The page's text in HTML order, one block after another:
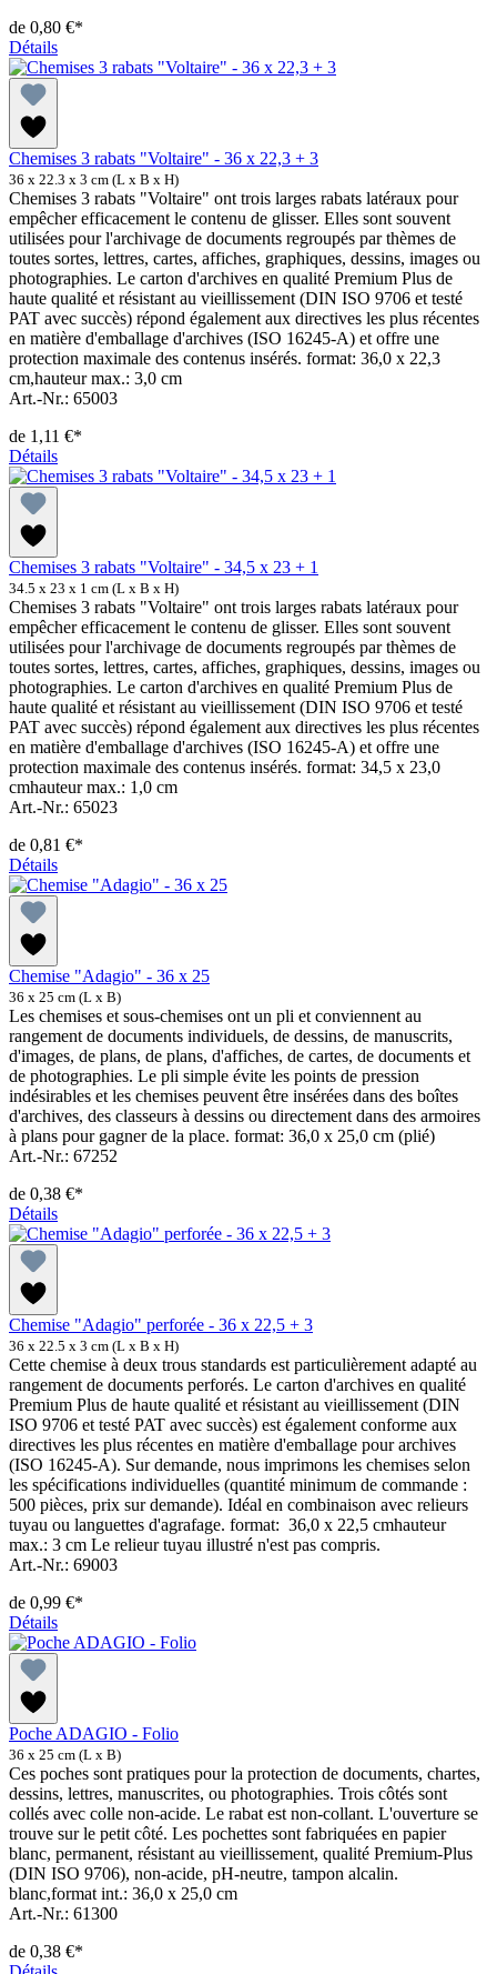
de 0,80 €*
Détails
Chemises 3 rabats "Voltaire" - 36 x 22,3 + 3
36 x 22.3 x 3 cm (L x B x H)
Chemises 3 rabats "Voltaire" ont trois larges rabats latéraux pour
empêcher efficacement le contenu de glisser. Elles sont souvent
utilisées pour l'archivage de documents regroupés par thèmes de
toutes sortes, lettres, cartes, affiches, graphiques, dessins, images ou
photographies. Le carton d'archives en qualité Premium Plus de
haute qualité et résistant au vieillissement (DIN ISO 9706 et testé
PAT avec succès) répond également aux directives les plus récentes
en matière d'emballage d'archives (ISO 16245-A) et offre une
protection maximale des contenus insérés. format: 36,0 x 22,3
cm,hauteur max.: 3,0 cm
Art.-Nr.: 65003
de 1,11 €*
Détails
Chemises 3 rabats "Voltaire" - 34,5 x 23 + 1
34.5 x 23 x 1 cm (L x B x H)
Chemises 3 rabats "Voltaire" ont trois larges rabats latéraux pour
empêcher efficacement le contenu de glisser. Elles sont souvent
utilisées pour l'archivage de documents regroupés par thèmes de
toutes sortes, lettres, cartes, affiches, graphiques, dessins, images ou
photographies. Le carton d'archives en qualité Premium Plus de
haute qualité et résistant au vieillissement (DIN ISO 9706 et testé
PAT avec succès) répond également aux directives les plus récentes
en matière d'emballage d'archives (ISO 16245-A) et offre une
protection maximale des contenus insérés. format: 34,5 x 23,0
cmhauteur max.: 1,0 cm
Art.-Nr.: 65023
de 0,81 €*
Détails
Chemise "Adagio" - 36 x 25
36 x 25 cm (L x B)
Les chemises et sous-chemises ont un pli et conviennent au
rangement de documents individuels, de dessins, de manuscrits,
d'images, de plans, de plans, d'affiches, de cartes, de documents et
de photographies. Le pli simple évite les points de pression
indésirables et les chemises peuvent être insérées dans des boîtes
d'archives, des classeurs à dessins ou directement dans des armoires
à plans pour gagner de la place. format: 36,0 x 25,0 cm (plié)
Art.-Nr.: 67252
de 0,38 €*
Détails
Chemise "Adagio" perforée - 36 x 22,5 + 3
36 x 22.5 x 3 cm (L x B x H)
Cette chemise à deux trous standards est particulièrement adapté au
rangement de documents perforés. Le carton d'archives en qualité
Premium Plus de haute qualité et résistant au vieillissement (DIN
ISO 9706 et testé PAT avec succès) est également conforme aux
directives les plus récentes en matière d'emballage pour archives
(ISO 16245-A). Sur demande, nous imprimons les chemises selon
les spécifications individuelles (quantité minimum de commande :
500 pièces, prix sur demande). Idéal en combinaison avec relieurs
tuyau ou languettes d'agrafage. format: 36,0 x 22,5 cmhauteur
max.: 3 cm Le relieur tuyau illustré n'est pas compris.
Art.-Nr.: 69003
de 0,99 €*
Détails
Poche ADAGIO - Folio
36 x 25 cm (L x B)
Ces poches sont pratiques pour la protection de documents, chartes,
dessins, lettres, manuscrites, ou photographies. Trois côtés sont
collés avec colle non-acide. Le rabat est non-collant. L'ouverture se
trouve sur le petit côté. Les pochettes sont fabriquées en papier
blanc, permanent, résistant au vieillissement, qualité Premium-Plus
(DIN ISO 9706), non-acide, pH-neutre, tampon alcalin.
blanc,format int.: 36,0 x 25,0 cm
Art.-Nr.: 61300
de 0,38 €*